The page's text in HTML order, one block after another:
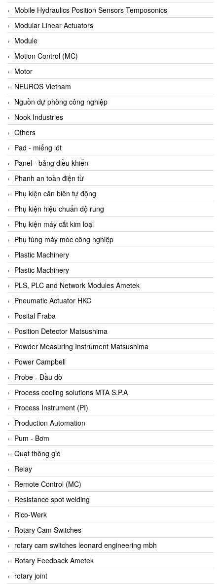
BBC Bircher Smart Access
BCS ITALY
BEA SENSORS
Beacon Extender
Beckhoff
Bedook
Bei Sensor
Beijer
Beinlich-pumps
Beka
BEKO
Belimo
Benetech Vietnam
Bently Nevada
Bentone Vietnam
Bernstein Vietnam
Berthold
Bestech
Bestech
BETA
Bifold
Bihl+wiedemann
Bihl+wiedemann
Bilz
Binder Connector
Biotech
BirdX Vietnam
BK Vibro
Black Box
BlackBox Vietnam
BLAGDON PUMP
Bloom Engineering
Boneng
Bopp & Reuther Messtechnik
Bosch
Boydcorp
BRAUN Vietnam
Brinkmann Pumpen
Mobile Hydraulics Position Sensors Temposonics
Modular Linear Actuators
Module
Motion Control (MC)
Motor
NEUROS Vietnam
Nguồn dự phòng công nghiệp
Nook Industries
Others
Pad - miếng lót
Panel - bảng điều khiển
Phanh an toàn điện từ
Phụ kiện căn biên tự động
Phụ kiện hiệu chuẩn độ rung
Phụ kiện máy cắt kim loại
Phụ tùng máy móc công nghiệp
Plastic Machinery
Plastic Machinery
PLS, PLC and Network Modules Ametek
Pneumatic Actuator HKC
Posital Fraba
Position Detector Matsushima
Powder Measuring Instrument Matsushima
Power Campbell
Probe - Đầu dò
Process cooling solutions MTA S.P.A
Process Instrument (PI)
Production Automation
Pum - Bơm
Quạt thông gió
Relay
Remote Control (MC)
Resistance spot welding
Rico-Werk
Rotary Cam Switches
rotary cam switches leonard engineering mbh
Rotary Feedback Ametek
rotary joint